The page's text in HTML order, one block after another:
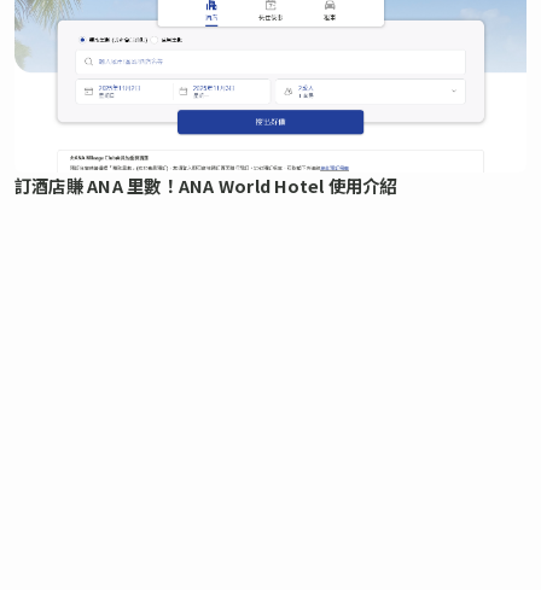
訂酒店賺 ANA 里數！ANA World Hotel 使用介紹